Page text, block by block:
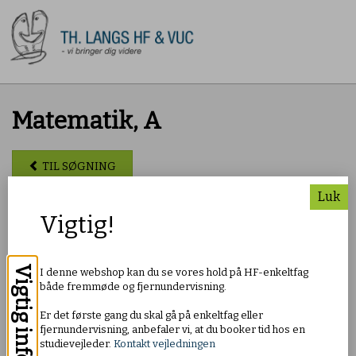
Matematik, A
TIL SØGNING
Pris: DKK 550,00
I faget matematik på C-niveau vil du lære at gennemføre
simple matematiske ræsonnementer og at bruge matematik i
sammenhænge, der vedrører dagligliv, samfundsliv og
naturforhold. Du lærer også at kommunikere om matematik.
Undervisningen tager udgangspunkt i et fagligt niveau, der
Vigtig info
Vigtig!
I denne webshop kan du se vores hold på HF-enkeltfag
både fremmøde og fjernundervisning.
Er det første gang du skal gå på enkeltfag eller
fjernundervisning, anbefaler vi, at du booker tid hos en
studievejleder. Kontakt vejledningen
Luk